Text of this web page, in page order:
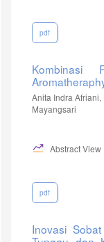
pdf
Kombinasi
Anita Indra
Mayangsari
Abstract View
pdf
Inovasi